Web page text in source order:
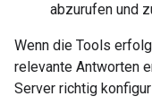
abzurufen und
Wenn die Tools
relevante Antworten
Server richtig